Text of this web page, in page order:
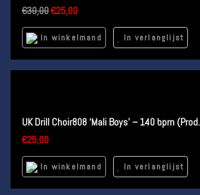
€30,00€25,00
In winkelmand In verlanglijst
UK Drill Choir808 ‘Mali Boys’ – 140 bpm
€25,00
In winkelmand In verlanglijst